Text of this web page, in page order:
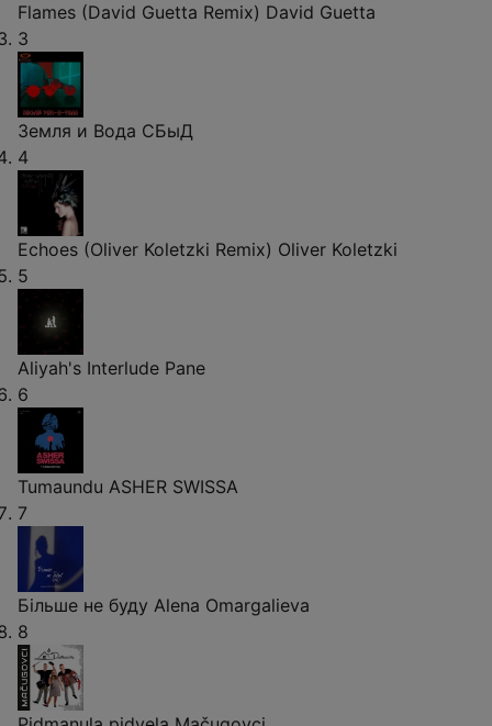
Flames (David Guetta Remix) David Guetta
3
Земля и Вода СБыД
4
Echoes (Oliver Koletzki Remix) Oliver Koletzki
5
Aliyah's Interlude Pane
6
Tumaundu ASHER SWISSA
7
Більше не буду Alena Omargalieva
8